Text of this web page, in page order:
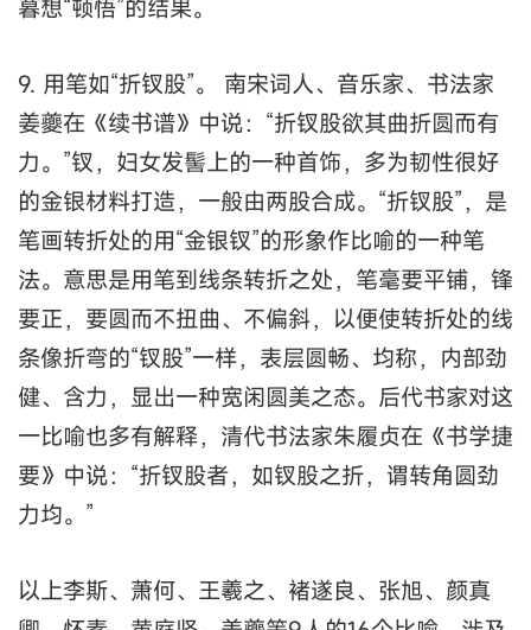
暮想“顿悟”的结果。
9. 用笔如“折钗股”。 南宋词人、音乐家、书法家
姜夔在《续书谱》中说：“折钗股欲其曲折圆而有
力。”钗，妇女发髻上的一种首饰，多为韧性很好
的金银材料打造，一般由两股合成。“折钗股”，是
笔画转折处的用“金银钗”的形象作比喻的一种笔
法。意思是用笔到线条转折之处，笔毫要平铺，锋
要正，要圆而不扭曲、不偏斜，以便使转折处的线
条像折弯的“钗股”一样，表层圆畅、均称，内部劲
健、含力，显出一种宽闲圆美之态。后代书家对这
一比喻也多有解释，清代书法家朱履贞在《书学捷
要》中说：“折钗股者，如钗股之折，谓转角圆劲
力均。”
以上李斯、萧何、王羲之、褚遂良、张旭、颜真